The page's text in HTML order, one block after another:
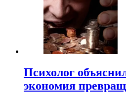
Психолог
экономия